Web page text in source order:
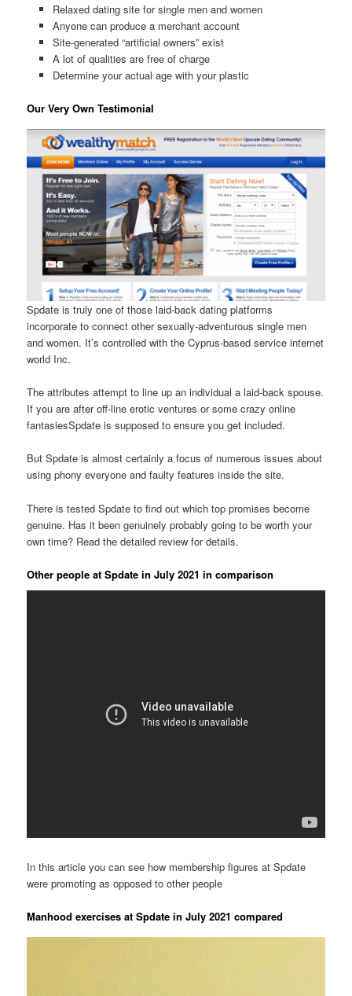
Relaxed dating site for single men and women
Anyone can produce a merchant account
Site-generated “artificial owners” exist
A lot of qualities are free of charge
Determine your actual age with your plastic
Our Very Own Testimonial
Spdate is truly one of those laid-back dating platforms
incorporate to connectother sexually-adventurous single men
and women. It’s controlled with the Cyprus-based service internet
world Inc.
The attributes attempt to line up an individual a laid-back spouse.
If you are after off-line erotic ventures or some crazy online
fantasiesSpdate is supposed to ensure you get included.
But Spdate is almost certainly a focus of numerous issues about
using phony everyone and faulty features inside the site.
There is tested Spdate to find out which top promises become
genuine. Has it been genuinely probably going to be worth your
own time? Read the detailed review for details.
Other people at Spdate in July 2021 in comparison
In this article you can see how membership figures at Spdate
were promoting as opposed to other people
Manhood exercises at Spdate in July 2021 compared